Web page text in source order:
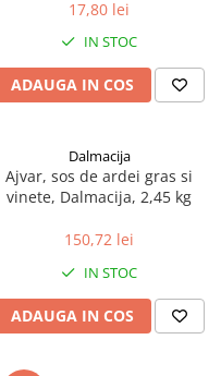
17,80 lei
IN STOC
ADAUGA IN COS
Dalmacija
Ajvar, sos de ardei gras si
vinete, Dalmacija, 2,45 kg
150,72 lei
IN STOC
ADAUGA IN COS